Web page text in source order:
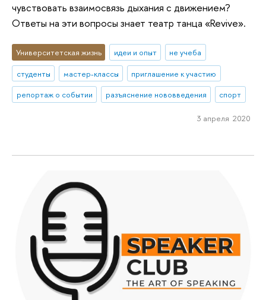
чувствовать взаимосвязь дыхания с движением?
Ответы на эти вопросы знает театр танца «Revive».
Университетская жизнь идеи и опыт
не учеба
студенты
мастер-классы
приглашение к участию
репортаж о событии
разъяснение нововведения спорт
3 апреля 2020